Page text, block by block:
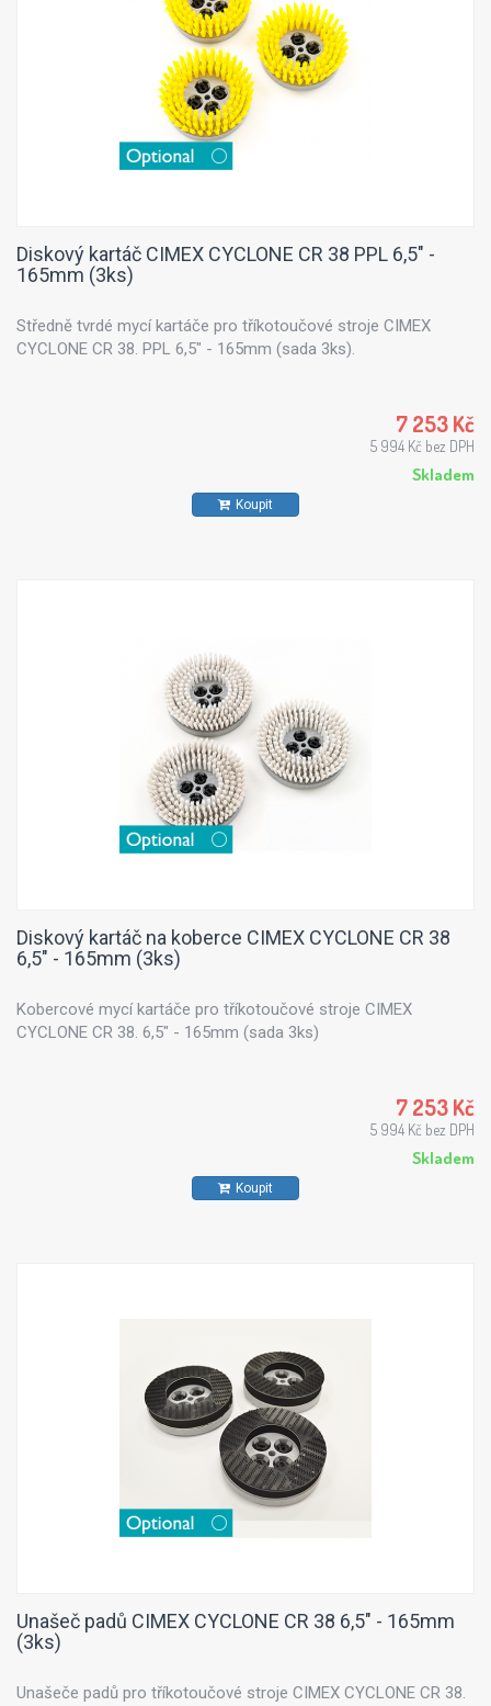
Diskový kartáč CIMEX CYCLONE CR 38 PPL 6,5" -
165mm (3ks)
Středně tvrdé mycí kartáče pro tříkotoučové stroje CIMEX
CYCLONE CR 38. PPL 6,5" - 165mm (sada 3ks).
7 253 Kč
5 994 Kč bez DPH
Skladem
Koupit
Diskový kartáč na koberce CIMEX CYCLONE CR 38
6,5" - 165mm (3ks)
Kobercové mycí kartáče pro tříkotoučové stroje CIMEX
CYCLONE CR 38. 6,5" - 165mm (sada 3ks)
7 253 Kč
5 994 Kč bez DPH
Skladem
Koupit
Unašeč padů CIMEX CYCLONE CR 38 6,5" - 165mm
(3ks)
Unašeče padů pro tříkotoučové stroje CIMEX CYCLONE CR 38.